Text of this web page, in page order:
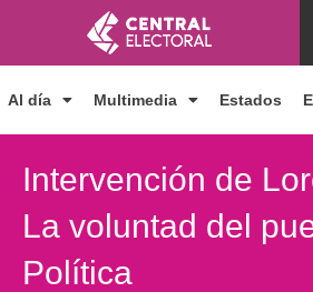
contenido
Al día Multimedia Estados
Intervención de
La voluntad del
Política